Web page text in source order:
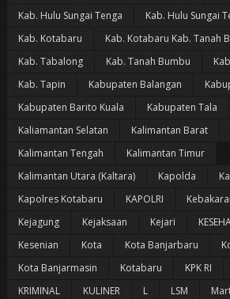
Kab. Hulu Sungai Tenga
Kab. Hulu Sungai
Kab. Kotabaru
Kab. Kotabaru Kab. Tanah
Kab. Tabalong
Kab. Tanah Bumbu
Kab. Tapin
Kabupaten Balangan
Kabupaten Barito Kuala
Kabupaten Tala
Kaliamantan Selatan
Kalimantan Barat
Kalimantan Tengah
Kalimantan Timur
Kalimantan Utara (Kaltara)
Kapolda
Kapolres Kotabaru
KAPOLRI
Kejagung
Kejaksaan Kejari
Kesenian
Kota Kota Banjarbaru
Kota Banjarmasin
Kotabaru KPK RI
KRIMINAL
KULINER L LSM